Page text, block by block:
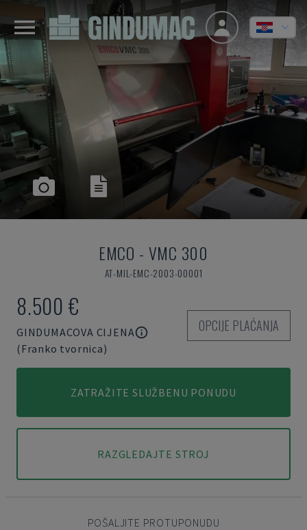
EMCO - VMC 300
AT-MIL-EMC-2003-00001
8.500 €
GINDUMACOVA CIJENA
(Franko tvornica)
OPCIJE PLAĆANJA
ZATRAŽITE SLUŽBENU PONUDU
RAZGLEDAJTE STROJ
POŠALJITE PROTUPONUDU